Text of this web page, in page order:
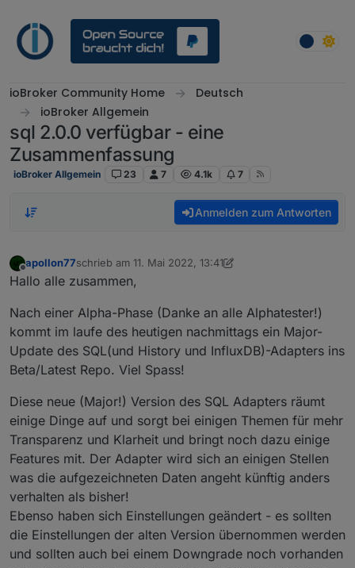
ioBroker Community Home
Deutsch
ioBroker Allgemein
sql 2.0.0 verfügbar - eine
Zusammenfassung
ioBroker Allgemein 23 7 4.1k 7
Anmelden zum Antworten
Offline
apollon77schrieb am 11. Mai 2022, 13:41
zuletzt editiert von apollon775. Nov. 2022, 15:49
Hallo alle zusammen,
Nach einer Alpha-Phase (Danke an alle Alphatester!)
kommt im laufe des heutigen nachmittags ein Major-
Update des SQL(und History und InfluxDB)-Adapters ins
Beta/Latest Repo. Viel Spass!
Diese neue (Major!) Version des SQL Adapters räumt
einige Dinge auf und sorgt bei einigen Themen für mehr
Transparenz und Klarheit und bringt noch dazu einige
Features mit. Der Adapter wird sich an einigen Stellen
was die aufgezeichneten Daten angeht künftig anders
verhalten als bisher!
Ebenso haben sich Einstellungen geändert - es sollten
die Einstellungen der alten Version übernommen werden
und sollten auch bei einem Downgrade noch vorhanden